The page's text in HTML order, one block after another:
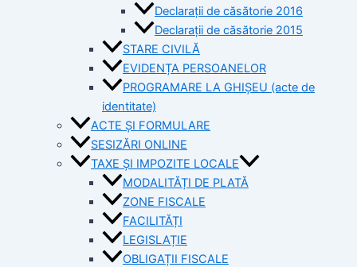
Declarații de căsătorie 2016
Declarații de căsătorie 2015
STARE CIVILĂ
EVIDENȚA PERSOANELOR
PROGRAMARE LA GHIȘEU (acte de
identitate)
ACTE ȘI FORMULARE
SESIZĂRI ONLINE
TAXE ȘI IMPOZITE LOCALE
MODALITĂȚI DE PLATĂ
ZONE FISCALE
FACILITĂȚI
LEGISLAȚIE
OBLIGAȚII FISCALE